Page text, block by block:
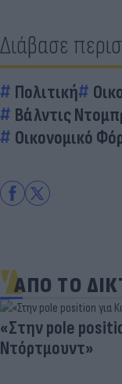
Διάβασε
Πολιτική
Βάλντις
Οικονομικό
ΑΠΟ ΤΟ
«Στην pole
Ντόρτμουντ»